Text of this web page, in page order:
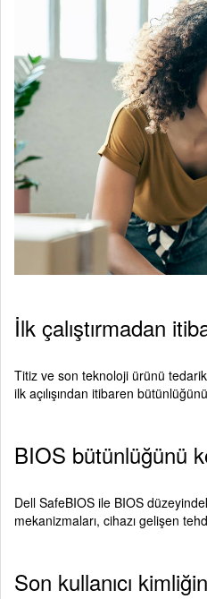
İlk çalıştırmadan
Titiz ve son teknoloji ürünü
ilk açılışından itibaren
BIOS bütünlüğünü
Dell SafeBIOS ile BIOS
mekanizmaları, cihazı gelişen
Son kullanıcı